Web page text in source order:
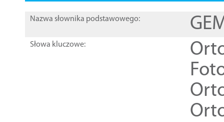
Nazwa słownika podstawowego:
Słowa kluczowe: